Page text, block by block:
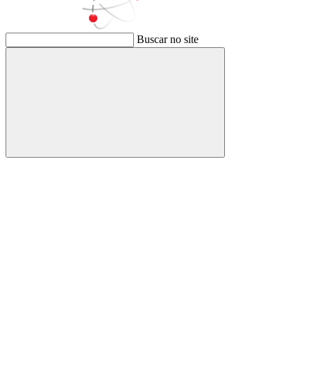
Buscar no site
Buscar